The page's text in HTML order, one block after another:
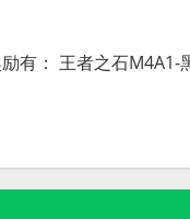
有： 王者之石M4A1-